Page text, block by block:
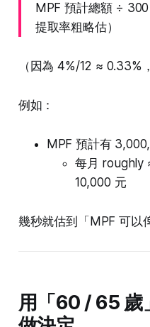
MPF 預計總額 ÷
提取率粗略估）
（因為 4%/12 ≈ 0.33%
例如：
MPF 預計有
每月 roughly
10,000 元
幾秒就估到「MPF 可以
用「60 / 65 歲